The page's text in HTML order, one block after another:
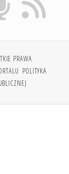
PRAWA
POLITYKA